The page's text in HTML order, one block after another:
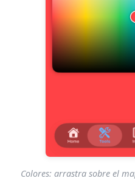
Colores: arrastra sobre el